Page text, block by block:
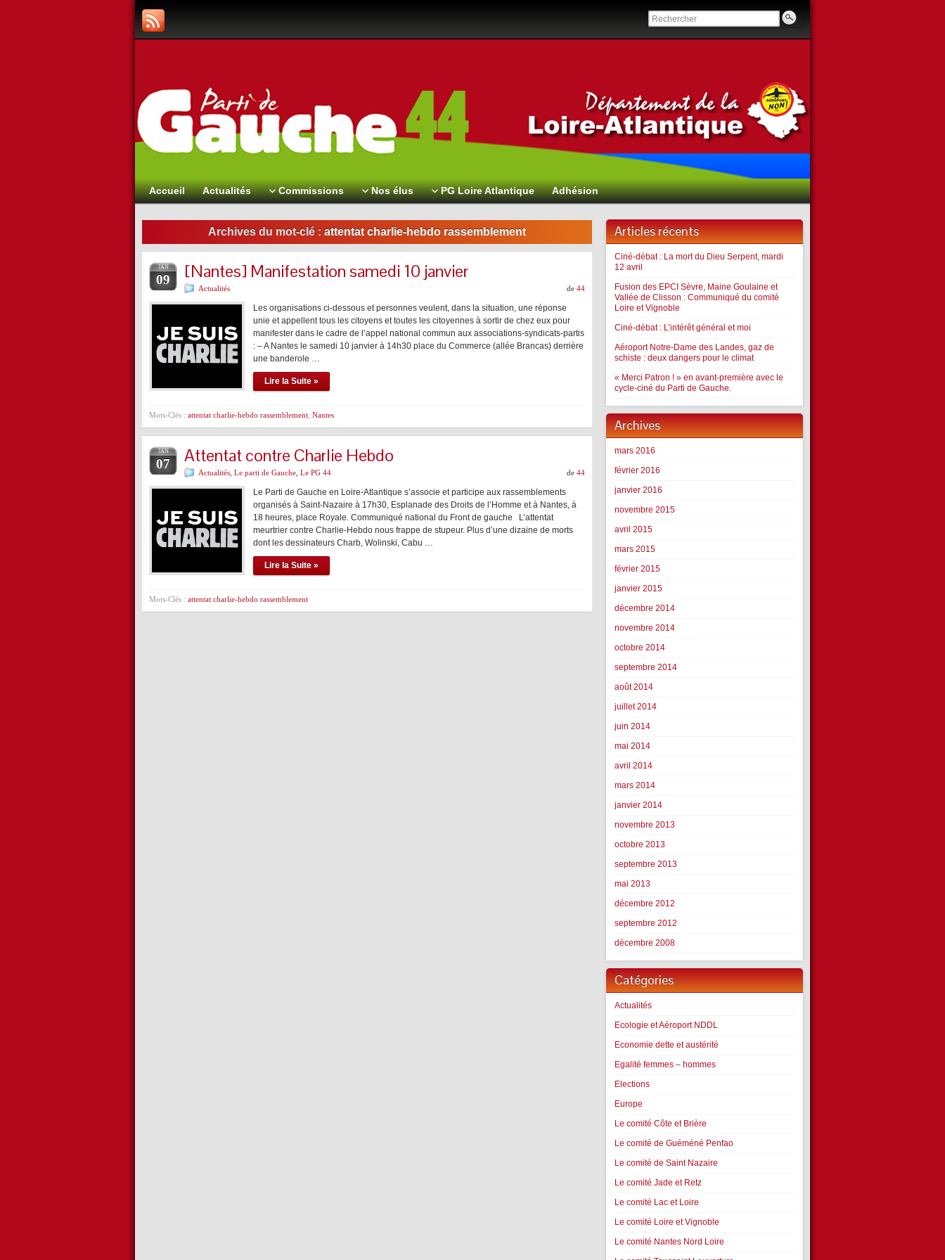
Accueil Actualités Commissions Nos élus PG Loire Atlantique Adhésion
Archives du mot-clé : attentat charlie-hebdo rassemblement
JAN
09 [Nantes] Manifestation samedi 10 janvier
Actualités de 44
Les organisations ci-dessous et personnes veulent, dans la situation, une réponse
unie et appellent tous les citoyens et toutes les citoyennes à sortir de chez eux pour
manifester dans le cadre de l’appel national commun aux associations-syndicats-partis
: – A Nantes le samedi 10 janvier à 14h30 place du Commerce (allée Brancas) derrière
une banderole …
Lire la Suite »
Mots-Clés : attentat charlie-hebdo rassemblement Nantes
JAN
07 Attentat contre Charlie Hebdo
Actualités Le parti de Gauche Le PG 44 de 44
Le Parti de Gauche en Loire-Atlantique s’associe et participe aux rassemblements
organisés à Saint-Nazaire à 17h30, Esplanade des Droits de l’Homme et à Nantes, à
18 heures, place Royale. Communiqué national du Front de gauche L’attentat
meurtrier contre Charlie-Hebdo nous frappe de stupeur. Plus d’une dizaine de morts
dont les dessinateurs Charb, Wolinski, Cabu …
Lire la Suite »
Mots-Clés : attentat charlie-hebdo rassemblement
Articles récents
Ciné-débat : La mort du Dieu Serpent, mardi
12 avril
Fusion des EPCI Sèvre, Maine Goulaine et
Vallée de Clisson : Communiqué du comité
Loire et Vignoble
Ciné-débat : L’intérêt général et moi
Aéroport Notre-Dame des Landes, gaz de
schiste : deux dangers pour le climat
« Merci Patron ! » en avant-première avec le
cycle-ciné du Parti de Gauche.
Archives
mars 2016
février 2016
janvier 2016
novembre 2015
avril 2015
mars 2015
février 2015
janvier 2015
décembre 2014
novembre 2014
octobre 2014
septembre 2014
août 2014
juillet 2014
juin 2014
mai 2014
avril 2014
mars 2014
janvier 2014
novembre 2013
octobre 2013
septembre 2013
mai 2013
décembre 2012
septembre 2012
décembre 2008
Catégories
Actualités
Ecologie et Aéroport NDDL
Economie dette et austérité
Egalité femmes – hommes
Elections
Europe
Le comité Côte et Brière
Le comité de Guéméné Penfao
Le comité de Saint Nazaire
Le comité Jade et Retz
Le comité Lac et Loire
Le comité Loire et Vignoble
Le comité Nantes Nord Loire